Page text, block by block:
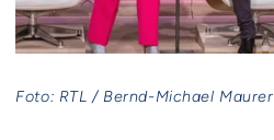
Foto: RTL / Bernd-Michael Maurer